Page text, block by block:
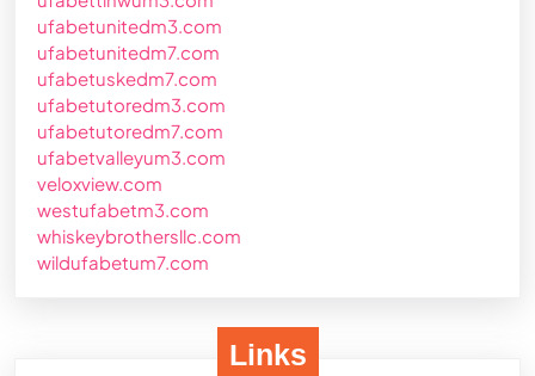
ufabetunitedm3.com
ufabetunitedm7.com
ufabetuskedm7.com
ufabetutoredm3.com
ufabetutoredm7.com
ufabetvalleyum3.com
veloxview.com
westufabetm3.com
whiskeybrothersllc.com
wildufabetum7.com
Links